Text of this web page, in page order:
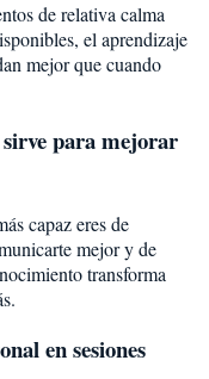
de relativa calma
el aprendizaje
mejor que cuando
para mejorar
capaz eres de
mejor y de
transforma
en sesiones